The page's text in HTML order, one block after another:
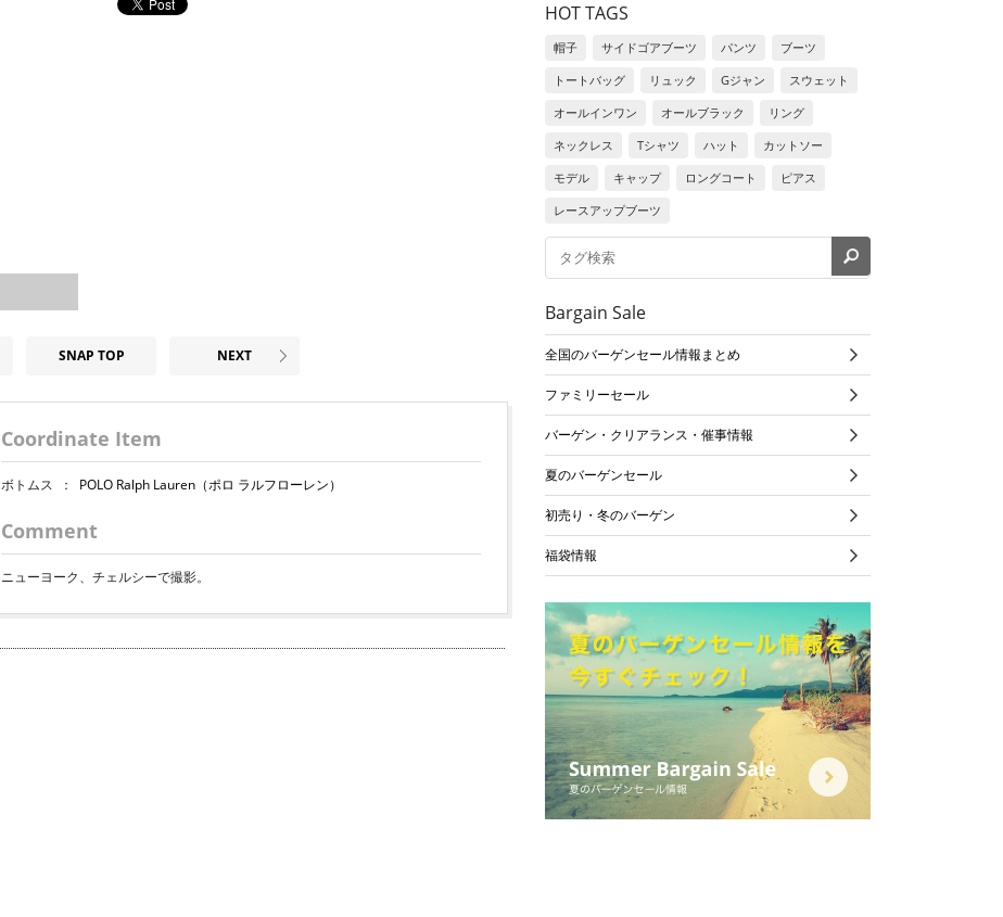
SNAP TOP NEXT
Coordinate Item
ボトムス ： POLO Ralph Lauren（ポロ ラルフローレン）
Comment
ニューヨーク、チェルシーで撮影。
HOT TAGS
帽子 サイドゴアブーツ パンツ
ブーツ
トートバッグ
リュック Gジャン
スウェット
オールインワン
オールブラック
リング
ネックレス
Tシャツ ハット
カットソー
モデル
キャップ ロングコート
ピアス
レースアップブーツ
Bargain Sale
全国のバーゲンセール情報まとめ
ファミリーセール
バーゲン・クリアランス・催事情報
夏のバーゲンセール
初売り・冬のバーゲン
福袋情報